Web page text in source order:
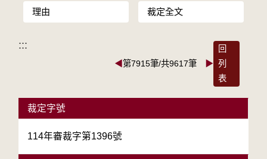
理由 裁定全文
:::
◀第7915筆/共9617筆 ▶
回
列
表
裁定字號
114年審裁字第1396號